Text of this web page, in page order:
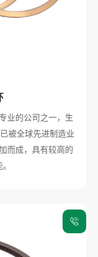
业的公司之一，生
被全球先进制造业
而成，具有较高的